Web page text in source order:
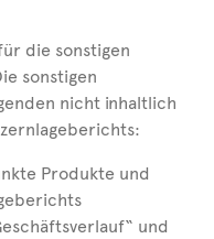
die sonstigen
sonstigen
nicht inhaltlich
Produkte und
und